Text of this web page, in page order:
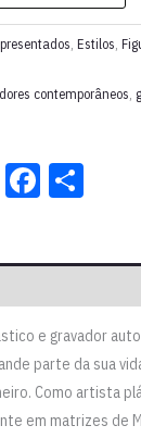
Estilos
contemporâneos
Twitter
e gravador
parte da sua
Como artista
em matrizes de